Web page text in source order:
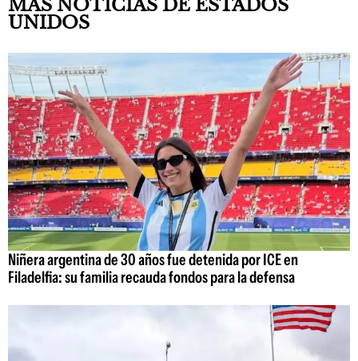
MÁS NOTICIAS DE ESTADOS
UNIDOS
Niñera argentina de 30 años fue detenida por ICE en
Filadelfia: su familia recauda fondos para la defensa